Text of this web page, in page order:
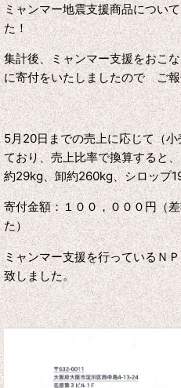
ミャンマー地震支援商品につい
た！
集計後、ミャンマー支援をおこ
に寄付をいたしましたので ご
5月20日までの売上に応じて（
ており、売上比率で換算すると
約29kg、卸約260kg、シロップ
寄付金額：１００，０００円（
た）
ミャンマー支援を行っているＮ
致しました。